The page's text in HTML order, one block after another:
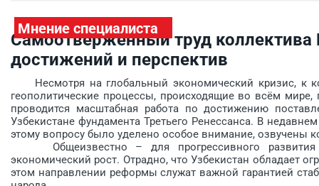
Мнение специалиста
Самоотверженный труд
достижений и перспектив
Несмотря на глобальный экономический кризис, к
геополитические процессы, происходящие во всём
проводится масштабная работа по достижению
Узбекистане фундамента Третьего Ренессанса. В
этому вопросу было уделено особое внимание, озвучены
Общеизвестно – для прогрессивного развития
экономический рост. Отрадно, что Узбекистан обладает
этом направлении реформы служат важной гарантией